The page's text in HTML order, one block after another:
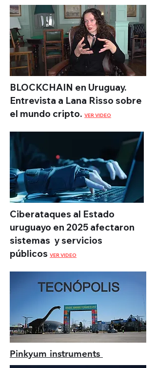
BLOCKCHAIN en Uruguay.
Entrevista a Lana Risso sobre
el mundo cripto. VER VIDEO
Ciberataques al Estado
uruguayo en 2025 afectaron
sistemas y servicios
públicos VER VIDEO
Pinkyum instruments